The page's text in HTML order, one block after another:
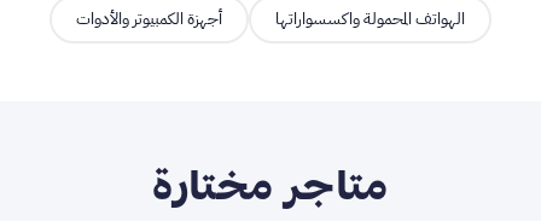
الهواتف المحمولة واكسسواراتها
أجهزة الكمبيوتر والأدوات
متاجر مختارة